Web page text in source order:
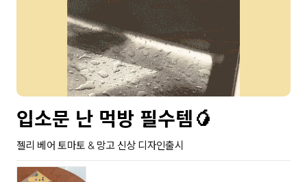
입소문 난 먹방 필수템🥭
젤리 베어 토마토 & 망고 신상 디자인출시